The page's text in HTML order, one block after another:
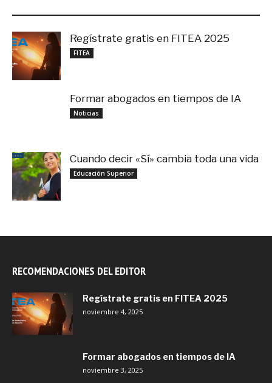
Regístrate gratis en FITEA 2025
FITEA
Formar abogados en tiempos de IA
Noticias
Cuando decir «Sí» cambia toda una vida
Educación Superior
RECOMENDACIONES DEL EDITOR
Regístrate gratis en FITEA 2025
noviembre 4, 2025
Formar abogados en tiempos de IA
noviembre 3, 2025